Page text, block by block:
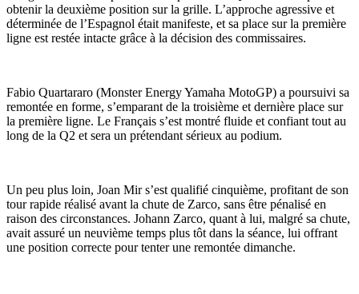
obtenir la deuxième position sur la grille. L’approche agressive et
déterminée de l’Espagnol était manifeste, et sa place sur la première
ligne est restée intacte grâce à la décision des commissaires.
Fabio Quartararo (Monster Energy Yamaha MotoGP) a poursuivi sa
remontée en forme, s’emparant de la troisième et dernière place sur
la première ligne. Le Français s’est montré fluide et confiant tout au
long de la Q2 et sera un prétendant sérieux au podium.
Un peu plus loin, Joan Mir s’est qualifié cinquième, profitant de son
tour rapide réalisé avant la chute de Zarco, sans être pénalisé en
raison des circonstances. Johann Zarco, quant à lui, malgré sa chute,
avait assuré un neuvième temps plus tôt dans la séance, lui offrant
une position correcte pour tenter une remontée dimanche.